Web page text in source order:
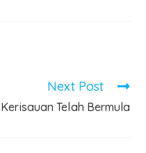
Next Post
Kerisauan Telah Bermula